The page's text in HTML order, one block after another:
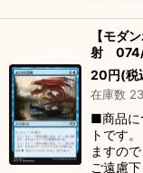
【モダ
射
20円(税
在庫数
■商品に
トです
ますの
ご遠慮